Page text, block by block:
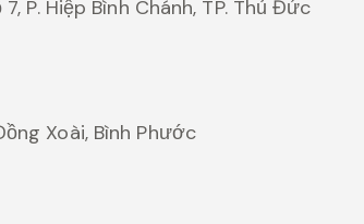
P. Hiệp Bình Chánh, TP. Thủ Đức
Xoài, Bình Phước